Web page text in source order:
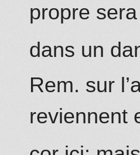
propre sera
dans un
Rem. sur
reviennent